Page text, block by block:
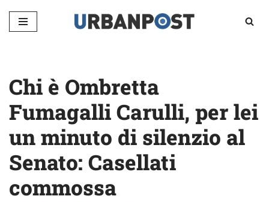
Vai
Chi è Ombretta
Fumagalli Carulli, per lei
un minuto di silenzio al
Senato: Casellati
commossa